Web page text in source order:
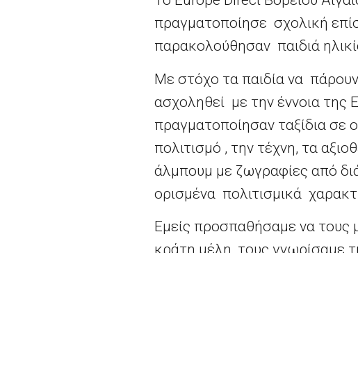
πραγματοποίησε σχολική
παρακολούθησαν παιδιά
Με στόχο τα παιδία να
ασχοληθεί με την έννοια
πραγματοποίησαν ταξίδια
πολιτισμό , την τέχνη, τα
άλμπουμ με ζωγραφίες από
ορισμένα πολιτισμικά
Εμείς προσπαθήσαμε να τους
κράτη μέλη, τους γνωρίσαμε